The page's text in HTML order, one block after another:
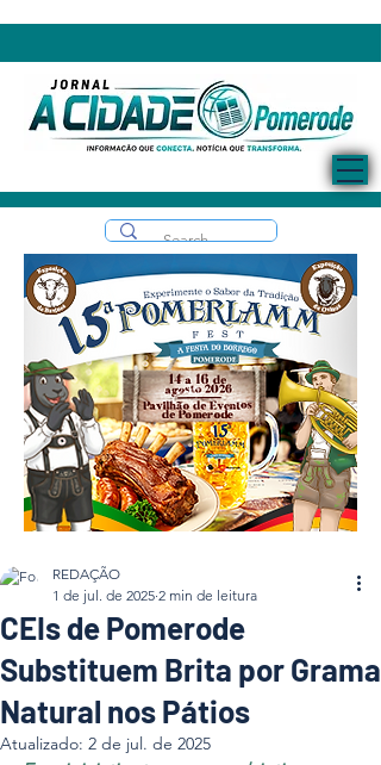
CEIs de Pomerode
Substituem Brita por Grama
Natural nos Pátios
REDAÇÃO
1 de jul. de 2025 2 min de leitura
Atualizado: 2 de jul. de 2025